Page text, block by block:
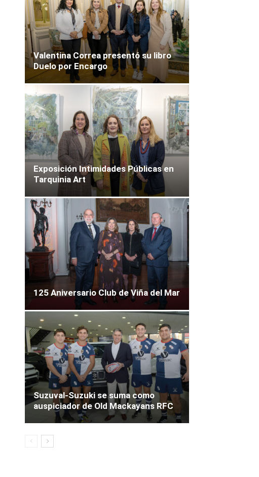
Valentina Correa presentó su libro
Duelo por Encargo
Exposición Intimidades Públicas en
Tarquinia Art
125 Aniversario Club de Viña del Mar
Suzuval-Suzuki se suma como
auspiciador de Old Mackayans RFC